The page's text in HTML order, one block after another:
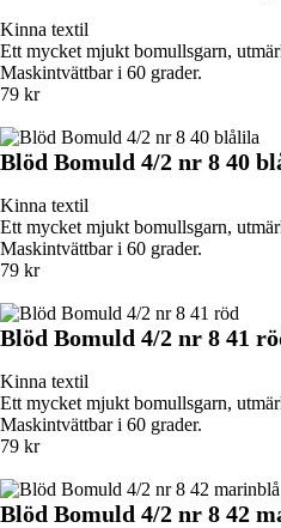
Kinna textil
Ett mycket mjukt bomullsgarn,
Maskintvättbar i 60 grader.
79 kr
Blöd Bomuld 4/2 nr 8 40
Kinna textil
Ett mycket mjukt bomullsgarn,
Maskintvättbar i 60 grader.
79 kr
Blöd Bomuld 4/2 nr 8 41
Kinna textil
Ett mycket mjukt bomullsgarn,
Maskintvättbar i 60 grader.
79 kr
Blöd Bomuld 4/2 nr 8 42